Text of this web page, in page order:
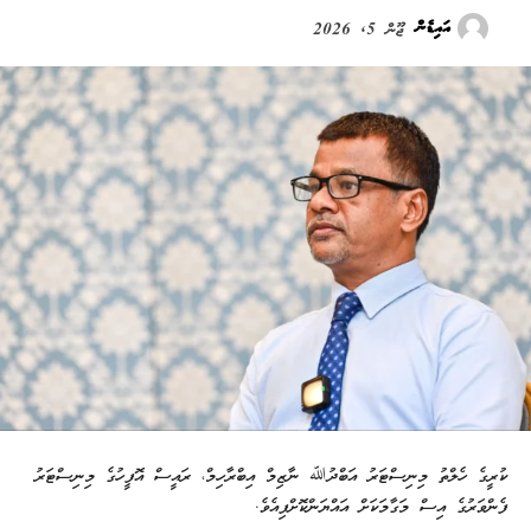
އައިޑެން ޖޫން 5, 2026
ކުރީގެ ހެލްތު މިނިސްޓަރު އަބްދުﷲ ނާޒިމް އިބްރާހިމް، ރައީސް އޮފީހުގެ މިނިސްޓަރު
ފެންވަރުގެ އިސް މަގާމަކަށް އައްޔަންކޮށްފިއެވެ.